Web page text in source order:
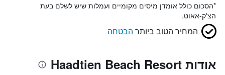
*הסכום כולל אומדן מיסים מקומיים ועמלות שיש לשלם בעת
הצ'ק-אאוט.
המחיר הטוב ביותר הבטחה
אודות Haadtien Beach Resort